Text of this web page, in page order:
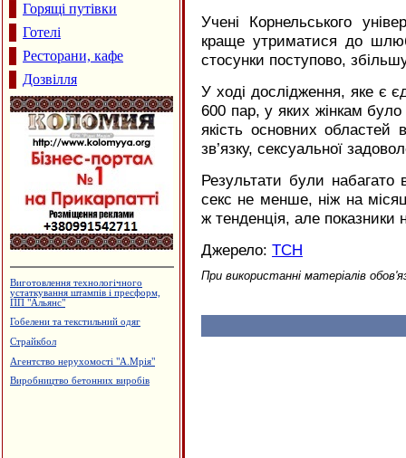
Горящі путівки
Готелі
Ресторани, кафе
Дозвілля
Салон-магазин "Меблі"
Стоматологічний центр "ЛЮКС"
Лікувально-діагностичний центр
Учені Корнельського
краще утриматися до
стосунки поступово,
У ході дослідження, яке є
600 пар, у яких жінкам
якість основних областей
зв’язку, сексуальної
Результати були набагато
секс не менше, ніж на
ж тенденція, але показники
Джерело: ТСН
При використанні матеріалів